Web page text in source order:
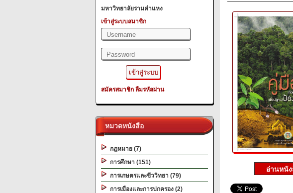
มหาวิทยาลัยรามคำแหง
เข้าสู่ระบบสมาชิก
สมัครสมาชิก ลืมรหัสผ่าน
หมวดหนังสือ
กฎหมาย (7)
การศึกษา (151)
การเกษตรและชีววิทยา (79)
การเมืองและการปกครอง (2)